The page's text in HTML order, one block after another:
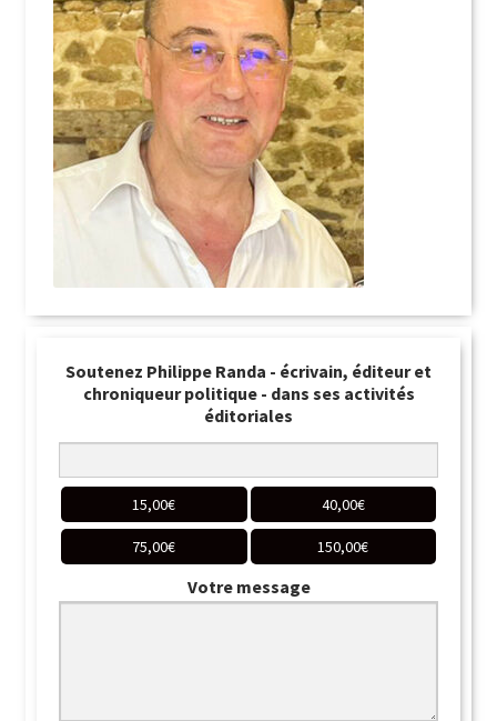
Soutenez Philippe Randa - écrivain, éditeur et
chroniqueur politique - dans ses activités
éditoriales
15,00€ 40,00€
75,00€ 150,00€
Votre message